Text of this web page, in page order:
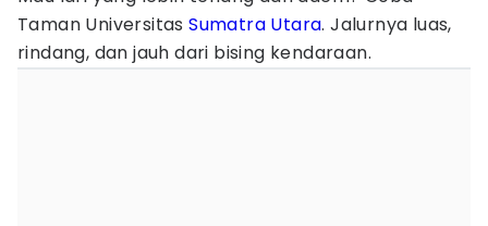
Taman UniversitasSumatra Utara. Jalurnya luas,
rindang, dan jauh dari bising kendaraan.